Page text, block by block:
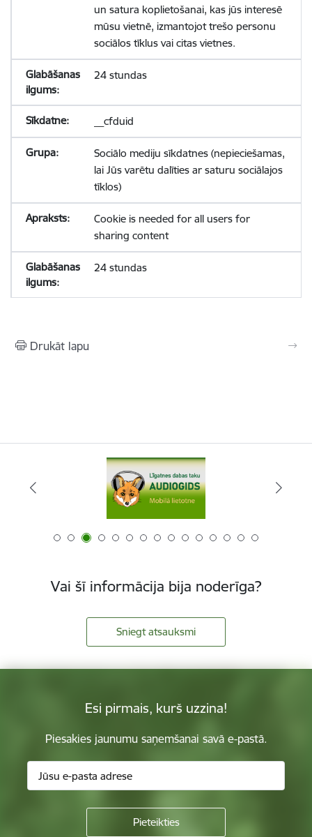
un satura koplietošanai, kas jūs interesē
mūsu vietnē, izmantojot trešo personu
sociālos tīklus vai citas vietnes.
24 stundas
__cfduid
Sociālo mediju sīkdatnes (nepieciešamas,
lai Jūs varētu dalīties ar saturu sociālajos
tīklos)
Cookie is needed for all users for
sharing content
24 stundas
Drukāt lapu
Vai šī informācija bija noderīga?
Sniegt atsauksmi
Esi pirmais, kurš uzzina!
Piesakies jaunumu saņemšanai savā e-pastā.